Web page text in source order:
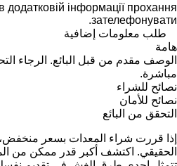
додатковій інформації прохання
зателефонувати.
طلب معلومات إضافية
هامة
الوصف مقدم من قبل البائع. الرجاء
مباشرة.
نصائح للشراء
نصائح للأمان
التحقق من البائع
إذا قررت شراء المعدات بسعر منخفض،
الحقيقي. اكتشف أكبر قدر ممكن من